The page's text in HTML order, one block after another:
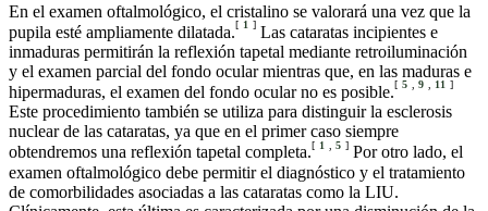
En el examen oftalmológico, el cristalino se valorará una vez que la
pupila esté ampliamente dilatada.[ 1 ] Las cataratas incipientes e
inmaduras permitirán la reflexión tapetal mediante retroiluminación
y el examen parcial del fondo ocular mientras que, en las maduras e
hipermaduras, el examen del fondo ocular no es posible.[ 5 , 9 , 11 ]
Este procedimiento también se utiliza para distinguir la esclerosis
nuclear de las cataratas, ya que en el primer caso siempre
obtendremos una reflexión tapetal completa.[ 1 5 ] Por otro lado, el
examen oftalmológico debe permitir el diagnóstico y el tratamiento
de comorbilidades asociadas a las cataratas como la LIU.